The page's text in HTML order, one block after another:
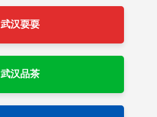
武汉耍耍
武汉品茶